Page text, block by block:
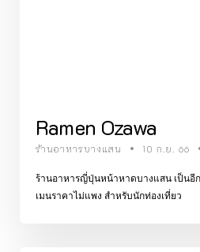
Ramen Ozawa
10 ก.ย. 66
ร้านอาหารบางแสน
ร้านอาหารญี่ปุ่นหน้าหาดบางแสน เป็นอี
เมนราคาไม่แพง สำหรับนักท่องเที่ยว